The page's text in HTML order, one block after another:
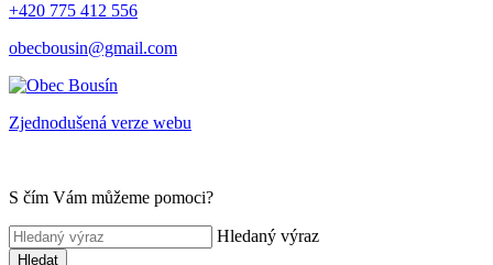
+420 775 412 556
obecbousin@gmail.com
Zjednodušená verze webu
S čím Vám můžeme pomoci?
Hledaný výraz
Hledat